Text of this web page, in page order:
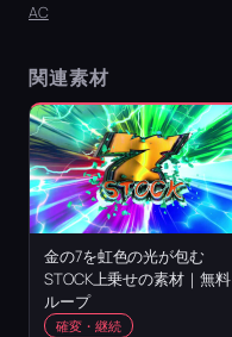
AC
関連素材
金の7を虹色の光が包む
STOCK上乗せの素材｜無料
ループ
確変・継続